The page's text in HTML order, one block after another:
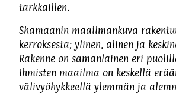
tarkkaillen.
Shamaanin maailmankuva
kerroksesta; ylinen, alinen ja
Rakenne on samanlainen eri
Ihmisten maailma on keskellä
välivyöhykkeellä ylemmän ja